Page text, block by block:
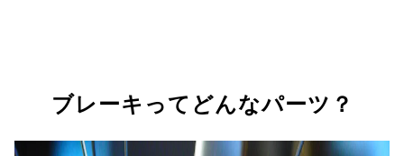
ブレーキってどんなパーツ？